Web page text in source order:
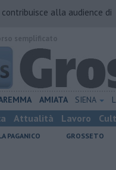
alla audience di
AMIATA SIENA
Attualità Lavoro
PAGANICO GROSSETO